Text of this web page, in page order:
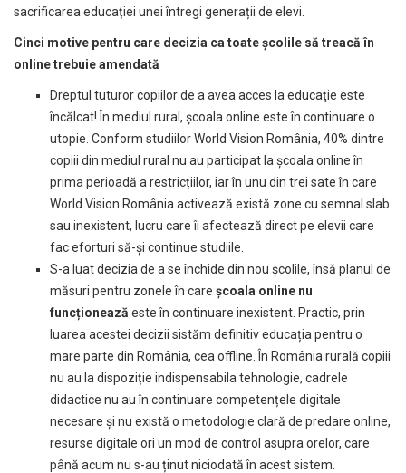
sacrificarea educației unei întregi generații de elevi.
Cinci motive pentru care decizia ca toate școlile să treacă în
online trebuie amendată
Dreptul tuturor copiilor de a avea acces la educaţie este
încălcat! În mediul rural, școala online este în continuare o
utopie. Conform studiilor World Vision România, 40% dintre
copiii din mediul rural nu au participat la școala online în
prima perioadă a restricțiilor, iar în unu din trei sate în care
World Vision România activează există zone cu semnal slab
sau inexistent, lucru care îi afectează direct pe elevii care
fac eforturi să-şi continue studiile.
S-a luat decizia de a se închide din nou școlile, însă planul de
măsuri pentru zonele în care școala online nu
funcționează este în continuare inexistent. Practic, prin
luarea acestei decizii sistăm definitiv educația pentru o
mare parte din România, cea offline. În România rurală copiii
nu au la dispoziție indispensabila tehnologie, cadrele
didactice nu au în continuare competențele digitale
necesare și nu există o metodologie clară de predare online,
resurse digitale ori un mod de control asupra orelor, care
până acum nu s-au ținut niciodată în acest sistem.